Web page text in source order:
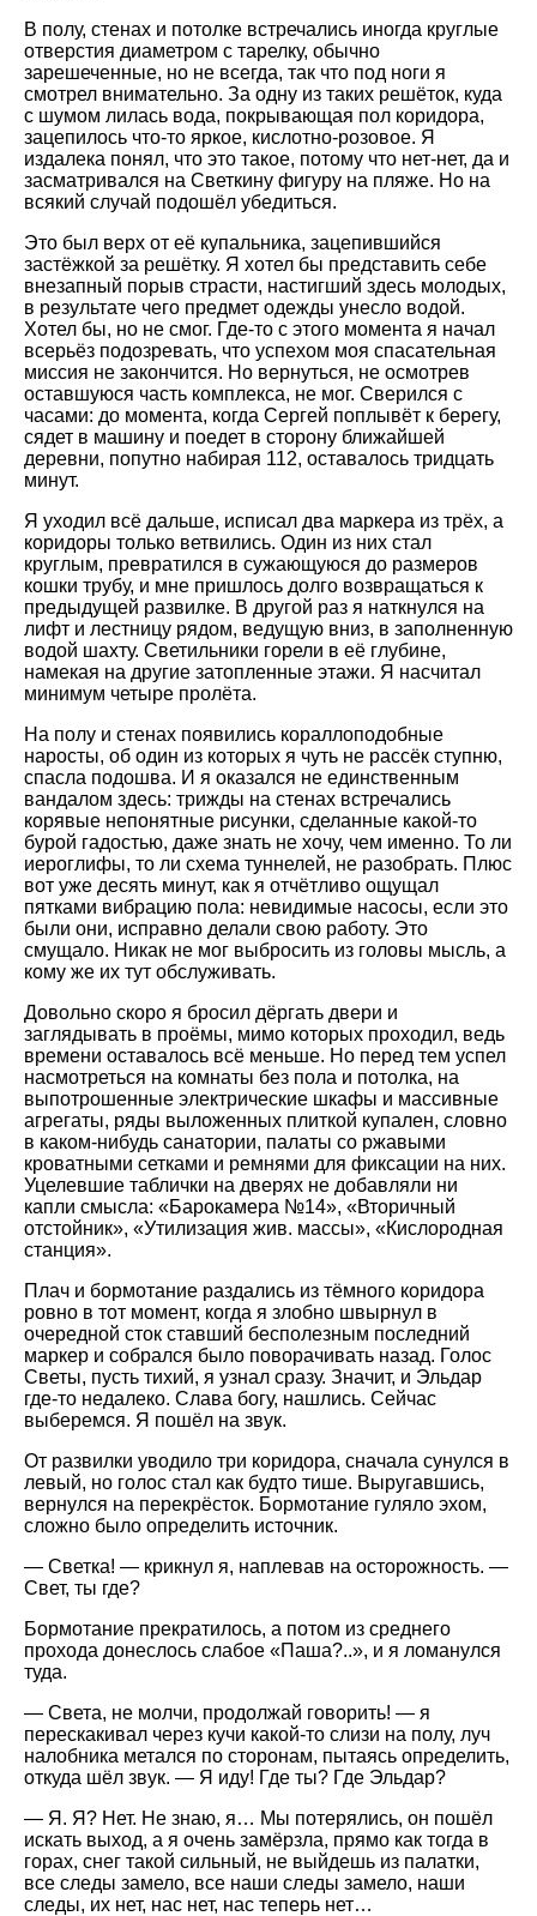
В полу, стенах и потолке встречались иногда круглые
отверстия диаметром с тарелку, обычно
зарешеченные, но не всегда, так что под ноги я
смотрел внимательно. За одну из таких решёток, куда
с шумом лилась вода, покрывающая пол коридора,
зацепилось что-то яркое, кислотно-розовое. Я
издалека понял, что это такое, потому что нет-нет, да и
засматривался на Светкину фигуру на пляже. Но на
всякий случай подошёл убедиться.
Это был верх от её купальника, зацепившийся
застёжкой за решётку. Я хотел бы представить себе
внезапный порыв страсти, настигший здесь молодых,
в результате чего предмет одежды унесло водой.
Хотел бы, но не смог. Где-то с этого момента я начал
всерьёз подозревать, что успехом моя спасательная
миссия не закончится. Но вернуться, не осмотрев
оставшуюся часть комплекса, не мог. Сверился с
часами: до момента, когда Сергей поплывёт к берегу,
сядет в машину и поедет в сторону ближайшей
деревни, попутно набирая 112, оставалось тридцать
минут.
Я уходил всё дальше, исписал два маркера из трёх, а
коридоры только ветвились. Один из них стал
круглым, превратился в сужающуюся до размеров
кошки трубу, и мне пришлось долго возвращаться к
предыдущей развилке. В другой раз я наткнулся на
лифт и лестницу рядом, ведущую вниз, в заполненную
водой шахту. Светильники горели в её глубине,
намекая на другие затопленные этажи. Я насчитал
минимум четыре пролёта.
На полу и стенах появились кораллоподобные
наросты, об один из которых я чуть не рассёк ступню,
спасла подошва. И я оказался не единственным
вандалом здесь: трижды на стенах встречались
корявые непонятные рисунки, сделанные какой-то
бурой гадостью, даже знать не хочу, чем именно. То ли
иероглифы, то ли схема туннелей, не разобрать. Плюс
вот уже десять минут, как я отчётливо ощущал
пятками вибрацию пола: невидимые насосы, если это
были они, исправно делали свою работу. Это
смущало. Никак не мог выбросить из головы мысль, а
кому же их тут обслуживать.
Довольно скоро я бросил дёргать двери и
заглядывать в проёмы, мимо которых проходил, ведь
времени оставалось всё меньше. Но перед тем успел
насмотреться на комнаты без пола и потолка, на
выпотрошенные электрические шкафы и массивные
агрегаты, ряды выложенных плиткой купален, словно
в каком-нибудь санатории, палаты со ржавыми
кроватными сетками и ремнями для фиксации на них.
Уцелевшие таблички на дверях не добавляли ни
капли смысла: «Барокамера №14», «Вторичный
отстойник», «Утилизация жив. массы», «Кислородная
станция».
Плач и бормотание раздались из тёмного коридора
ровно в тот момент, когда я злобно швырнул в
очередной сток ставший бесполезным последний
маркер и собрался было поворачивать назад. Голос
Светы, пусть тихий, я узнал сразу. Значит, и Эльдар
где-то недалеко. Слава богу, нашлись. Сейчас
выберемся. Я пошёл на звук.
От развилки уводило три коридора, сначала сунулся в
левый, но голос стал как будто тише. Выругавшись,
вернулся на перекрёсток. Бормотание гуляло эхом,
сложно было определить источник.
— Светка! — крикнул я, наплевав на осторожность. —
Свет, ты где?
Бормотание прекратилось, а потом из среднего
прохода донеслось слабое «Паша?..», и я ломанулся
туда.
— Света, не молчи, продолжай говорить! — я
перескакивал через кучи какой-то слизи на полу, луч
налобника метался по сторонам, пытаясь определить,
откуда шёл звук. — Я иду! Где ты? Где Эльдар?
— Я. Я? Нет. Не знаю, я… Мы потерялись, он пошёл
искать выход, а я очень замёрзла, прямо как тогда в
горах, снег такой сильный, не выйдешь из палатки,
все следы замело, все наши следы замело, наши
следы, их нет, нас нет, нас теперь нет…